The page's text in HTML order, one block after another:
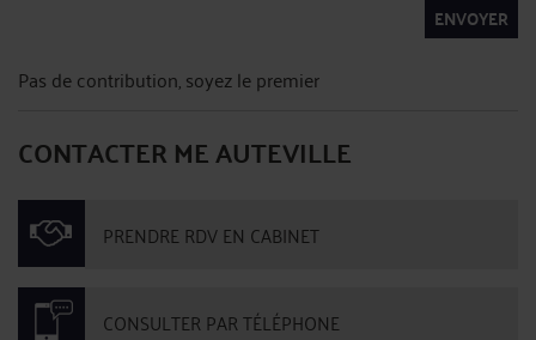
ENVOYER
Pas de contribution, soyez le premier
CONTACTER ME AUTEVILLE
PRENDRE RDV EN CABINET
CONSULTER PAR TÉLÉPHONE